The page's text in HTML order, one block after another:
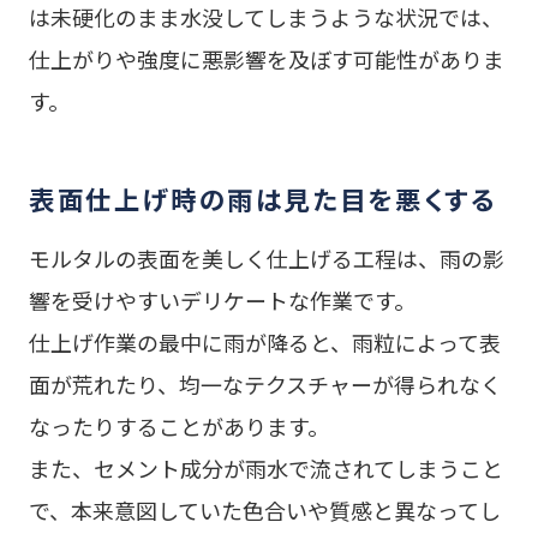
は未硬化のまま水没してしまうような状況では、
仕上がりや強度に悪影響を及ぼす可能性がありま
す。
表面仕上げ時の雨は見た目を悪くする
モルタルの表面を美しく仕上げる工程は、雨の影
響を受けやすいデリケートな作業です。
仕上げ作業の最中に雨が降ると、雨粒によって表
面が荒れたり、均一なテクスチャーが得られなく
なったりすることがあります。
また、セメント成分が雨水で流されてしまうこと
で、本来意図していた色合いや質感と異なってし